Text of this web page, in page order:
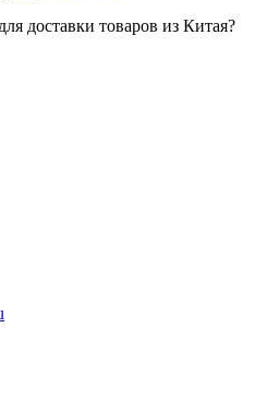
доставки товаров из Китая?